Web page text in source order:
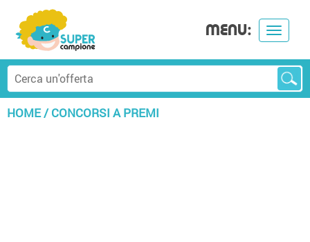
Toggle
MENU:
HOME/CONCORSI A PREMI